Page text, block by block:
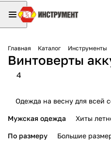
Главная Каталог Инструменты
Винтоверты
4
Одежда на весну для всей
Мужская одежда Хиты
По размеру Большие